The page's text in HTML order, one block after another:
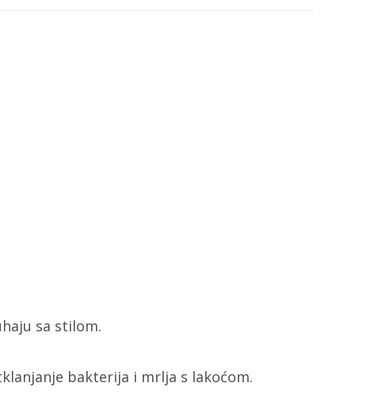
sa stilom.
bakterija i mrlja s lakoćom.